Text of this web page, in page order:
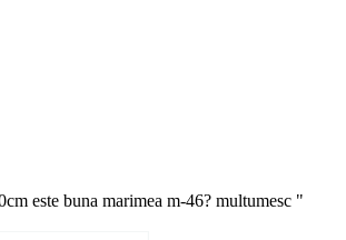
este buna marimea m-46? multumesc "